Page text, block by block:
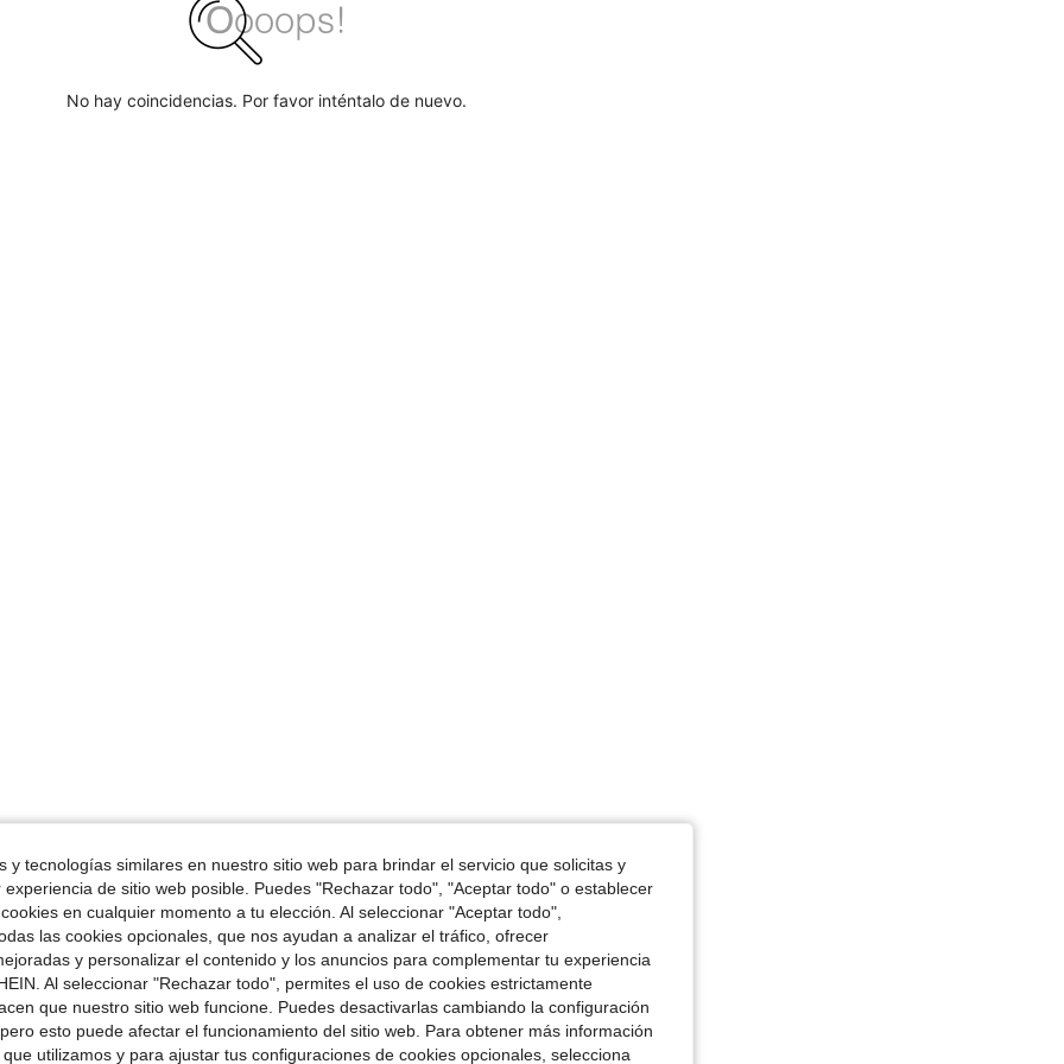
No hay coincidencias. Por favor inténtalo de nuevo.
y tecnologías similares en nuestro sitio web para brindar el servicio que solicitas y
de sitio web posible. Puedes "Rechazar todo", "Aceptar todo" o establecer
en cualquier momento a tu elección. Al seleccionar "Aceptar todo",
las cookies opcionales, que nos ayudan a analizar el tráfico, ofrecer
y personalizar el contenido y los anuncios para complementar tu experiencia
Al seleccionar "Rechazar todo", permites el uso de cookies estrictamente
que nuestro sitio web funcione. Puedes desactivarlas cambiando la configuración
esto puede afectar el funcionamiento del sitio web. Para obtener más información
utilizamos y para ajustar tus configuraciones de cookies opcionales, selecciona